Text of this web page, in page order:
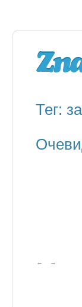
Тег:
← →